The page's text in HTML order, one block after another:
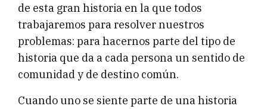
de esta gran historia en la que todos
trabajaremos para resolver nuestros
problemas: para hacernos parte del tipo de
historia que da a cada persona un sentido de
comunidad y de destino común.
Cuando uno se siente parte de una historia